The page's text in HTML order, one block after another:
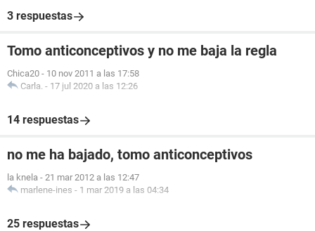
3 respuestas
Tomo anticonceptivos y no me baja la regla
Chica20 - 10 nov 2011 a las 17:58
Carla. - 17 jul 2020 a las 12:26
14 respuestas
no me ha bajado, tomo anticonceptivos
la knela - 21 mar 2012 a las 12:47
marlene-ines - 1 mar 2019 a las 04:34
25 respuestas